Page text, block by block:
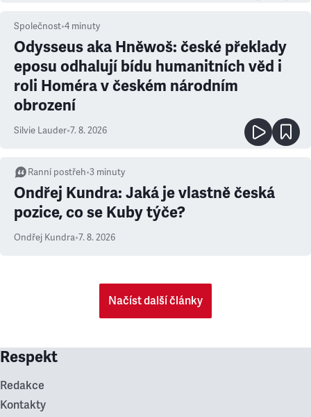
Společnost•4 minuty
Odysseus aka Hněwoš: české překlady
eposu odhalují bídu humanitních věd i
roli Homéra v českém národním
obrození
Silvie Lauder•7. 8. 2026
Ranní postřeh•3 minuty
Ondřej Kundra: Jaká je vlastně česká
pozice, co se Kuby týče?
Ondřej Kundra•7. 8. 2026
Načíst další články
Respekt
Redakce
Kontakty